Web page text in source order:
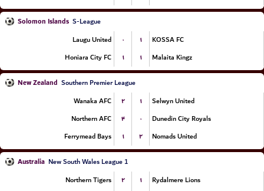
Solomon Islands S-League
Laugu United
۰ ۱
KOSSA FC
Honiara City FC
۱ ۱ Malaita Kingz
New Zealand Southern Premier League
Wanaka AFC
۲ ۱
Selwyn United
Northern AFC
۴ ۰
Dunedin City Royals
Ferrymead Bays
۱ ۲ Nomads United
Australia New South Wales League 1
Northern Tigers
۲ ۱
Rydalmere Lions